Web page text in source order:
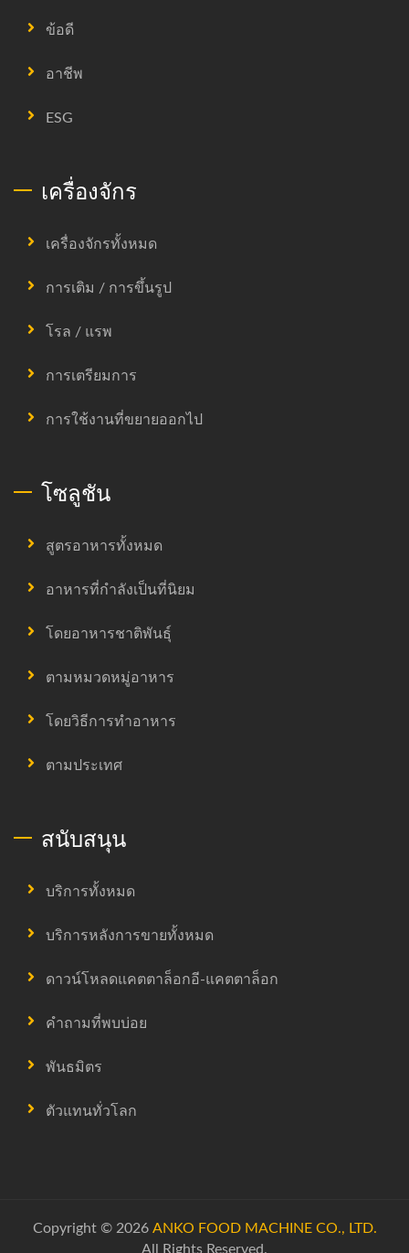
ข้อดี
อาชีพ
ESG
เครื่องจักร
เครื่องจักรทั้งหมด
การเติม / การขึ้นรูป
โรล / แรพ
การเตรียมการ
การใช้งานที่ขยายออกไป
โซลูชัน
สูตรอาหารทั้งหมด
อาหารที่กำลังเป็นที่นิยม
โดยอาหารชาติพันธุ์
ตามหมวดหมู่อาหาร
โดยวิธีการทำอาหาร
ตามประเทศ
สนับสนุน
บริการทั้งหมด
บริการหลังการขายทั้งหมด
ดาวน์โหลดแคตตาล็อกอี-แคตตาล็อก
คำถามที่พบบ่อย
พันธมิตร
ตัวแทนทั่วโลก
Copyright © 2026 ANKO FOOD MACHINE CO., LTD.
All Rights Reserved.